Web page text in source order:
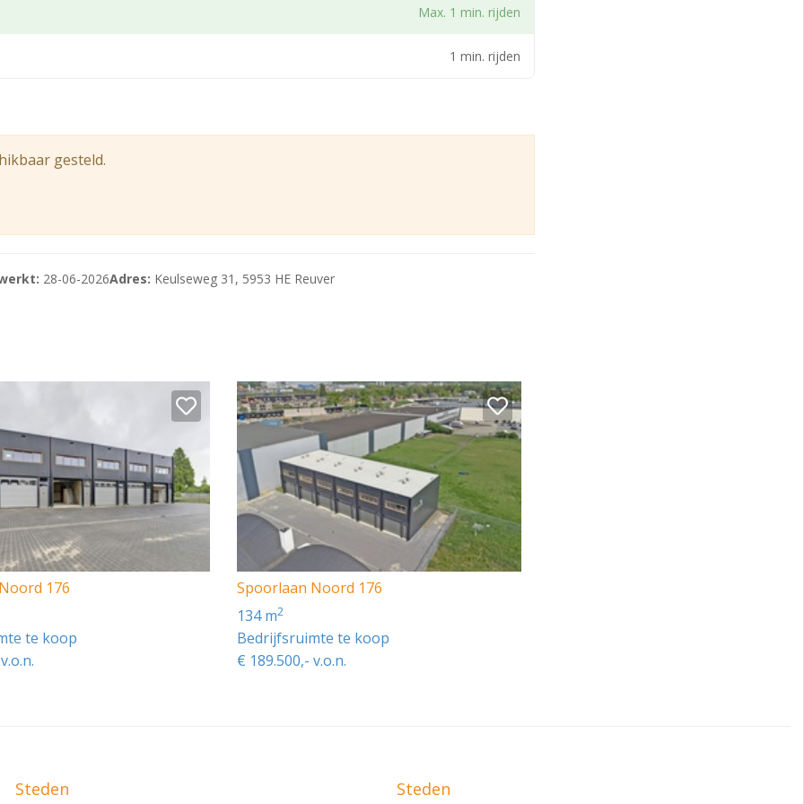
sectionaal poort en beschikt over twee eigen parkeerplaatsen.
bestemmingsplan “Bebouwde gebieden Beesel” zoals vastgesteld
activiteiten toegestaan: bedrijfsactiviteiten tot en met categorie 3.1. Voor
en inschrijfformulier, beschikbaar die op aanvraag wordt toegestuurd.
Max. 1 min. rijden
1 min. rijden
gesteld.
28-06-2026Adres: Keulseweg 31, 5953 HE Reuver
176
te koop
Spoorlaan Noord 176
134 m2
Bedrijfsruimte te koop
€ 189.500,- v.o.n.
Steden Steden